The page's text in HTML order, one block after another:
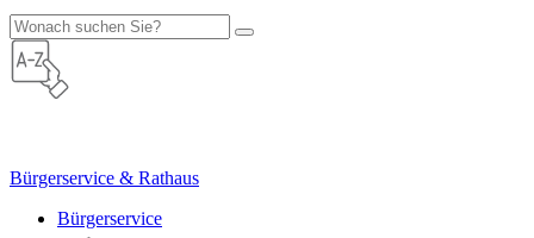
Bürgerservice & Rathaus
Bürgerservice